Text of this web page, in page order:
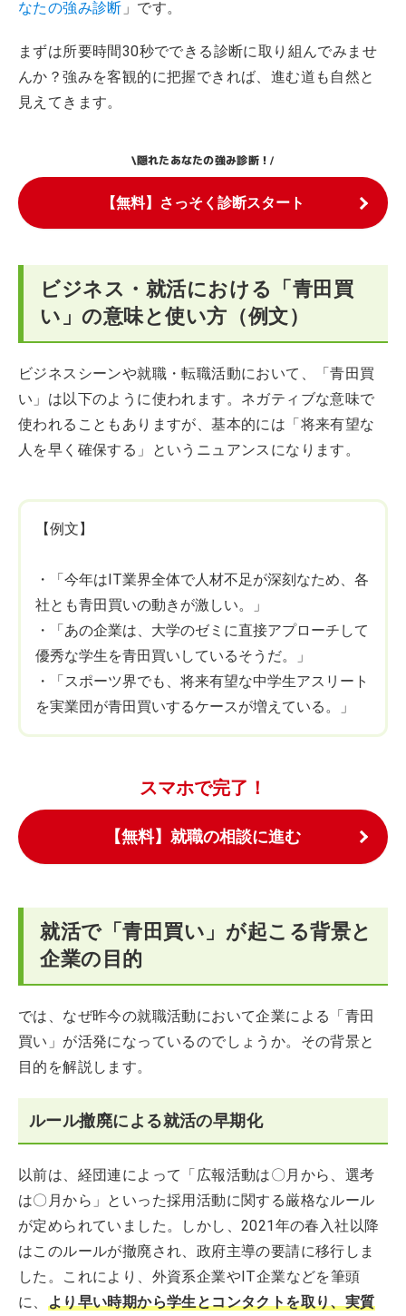
なたの強み診断 」です。
まずは所要時間30秒でできる診断に取り組んでみませ
んか？強みを客観的に把握できれば、進む道も自然と
見えてきます。
\隠れたあなたの強み診断！/
【無料】さっそく診断スタート
ビジネス・就活における「青田買
い」の意味と使い方（例文）
ビジネスシーンや就職・転職活動において、「青田買
い」は以下のように使われます。ネガティブな意味で
使われることもありますが、基本的には「将来有望な
人を早く確保する」というニュアンスになります。
【例文】
・「今年はIT業界全体で人材不足が深刻なため、各
社とも青田買いの動きが激しい。」
・「あの企業は、大学のゼミに直接アプローチして
優秀な学生を青田買いしているそうだ。」
・「スポーツ界でも、将来有望な中学生アスリート
を実業団が青田買いするケースが増えている。」
スマホで完了！
【無料】就職の相談に進む
就活で「青田買い」が起こる背景と
企業の目的
では、なぜ昨今の就職活動において企業による「青田
買い」が活発になっているのでしょうか。その背景と
目的を解説します。
ルール撤廃による就活の早期化
以前は、経団連によって「広報活動は〇月から、選考
は〇月から」といった採用活動に関する厳格なルール
が定められていました。しかし、2021年の春入社以降
はこのルールが撤廃され、政府主導の要請に移行しま
した。これにより、外資系企業やIT企業などを筆頭
に、 より早い時期から学生とコンタクトを取り、実質